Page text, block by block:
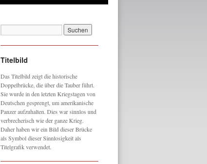
Titelbild
Das Titelbild zeigt die historische
Doppelbrücke, die über die Tauber führt.
Sie wurde in den letzten Kriegstagen von
Deutschen gesprengt, um amerikanische
Panzer aufzuhalten. Dies war sinnlos und
verbrecherisch wie der ganze Krieg.
Daher haben wir ein Bild dieser Brücke
als Symbol dieser Sinnlosigkeit als
Titelgrafik verwendet.